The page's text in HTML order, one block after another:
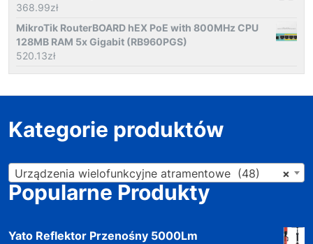
368.99zł
MikroTik RouterBOARD hEX PoE with 800MHz CPU
128MB RAM 5x Gigabit (RB960PGS)
520.13zł
Kategorie produktów
×
Urządzenia wielofunkcyjne atramentowe (48)
Popularne Produkty
Yato Reflektor Przenośny 5000Lm